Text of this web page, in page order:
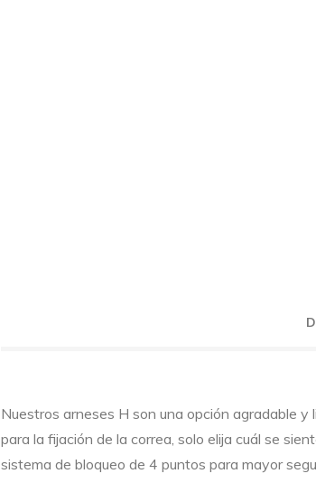
Nuestros arneses H son una opción agradable
para la fijación de la correa, solo elija cuál se
sistema de bloqueo de 4 puntos para mayor